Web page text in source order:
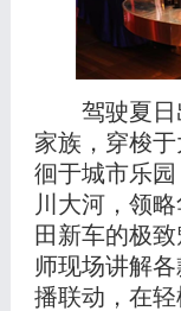
驾驶夏
家族， 穿梭
徊于城市乐
川大河，领略
田新车的极致
师现场讲解
播联动，在